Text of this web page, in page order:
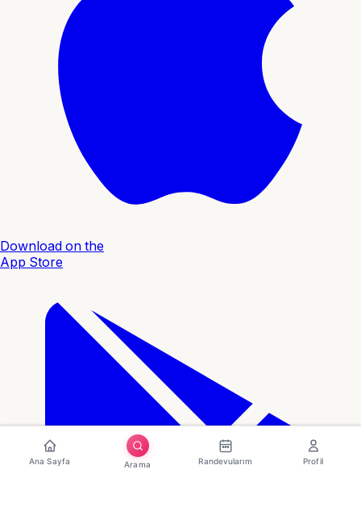
Download on the
App Store
Ana Sayfa Arama Randevularım Profil